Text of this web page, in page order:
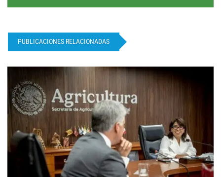
PUBLICACIONES RELACIONADAS